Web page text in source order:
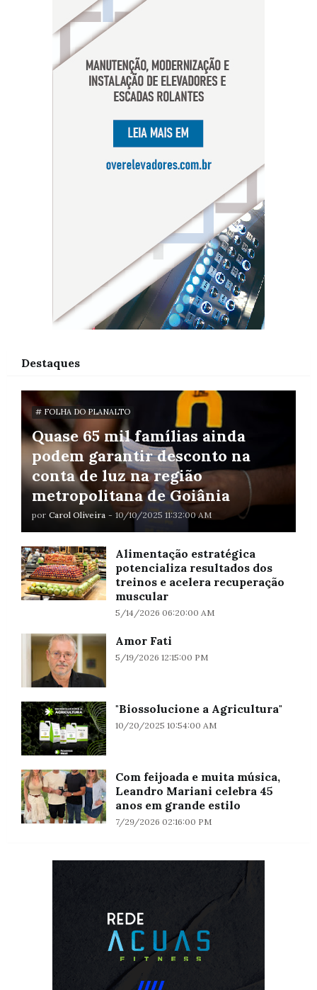
Destaques
# FOLHA DO PLANALTO
Quase 65 mil famílias ainda
podem garantir desconto na
conta de luz na região
metropolitana de Goiânia
por Carol Oliveira - 10/10/2025 11:32:00 AM
Alimentação estratégica
potencializa resultados dos
treinos e acelera recuperação
muscular
5/14/2026 06:20:00 AM
Amor Fati
5/19/2026 12:15:00 PM
"Biossolucione a Agricultura"
10/20/2025 10:54:00 AM
Com feijoada e muita música,
Leandro Mariani celebra 45
anos em grande estilo
7/29/2026 02:16:00 PM